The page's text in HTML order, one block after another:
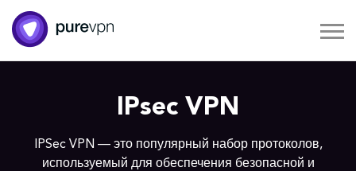
IPsec VPN
IPSec VPN — это популярный набор протоколов,
используемый для обеспечения безопасной и